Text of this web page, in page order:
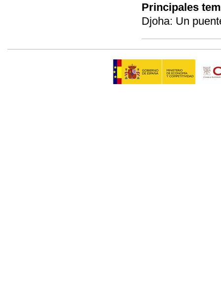
Principales
Djoha: Un